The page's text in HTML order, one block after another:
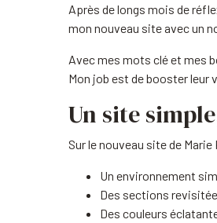
Après de longs mois de
mon nouveau site avec un
Avec mes mots clé et mes
Mon job est de booster leur
Un site
Sur le nouveau site de
Un environnement
Des sections
Des couleurs